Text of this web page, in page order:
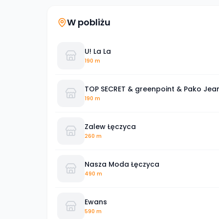
W pobliżu
U! La La
190 m
TOP SECRET & greenpoint & Pako
190 m
Zalew Łęczyca
260 m
Nasza Moda Łęczyca
490 m
Ewans
590 m